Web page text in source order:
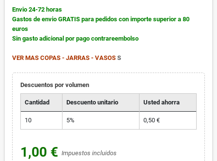
Envio 24-72 horas
Gastos de envio GRATIS para pedidos con importe superior a 80
euros
Sin gasto adicional por pago contrareembolso
VER MAS COPAS - JARRAS - VASOS S
Descuentos por volumen
Cantidad Descuento unitario Usted ahorra
10 5% 0,50 €
1,00 € Impuestos incluidos